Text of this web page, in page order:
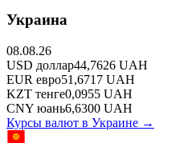
Украина
08.08.26
USD доллар44,7626 UAH
EUR евро51,6717 UAH
KZT тенге0,0955 UAH
CNY юань6,6300 UAH
Курсы валют в Украине →